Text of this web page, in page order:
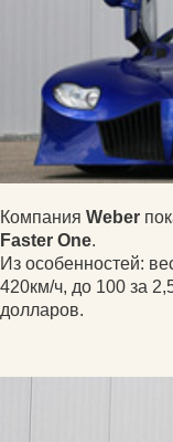
Компания Weber
Faster One.
Из особенностей:
420км/ч, до 100 за
долларов.